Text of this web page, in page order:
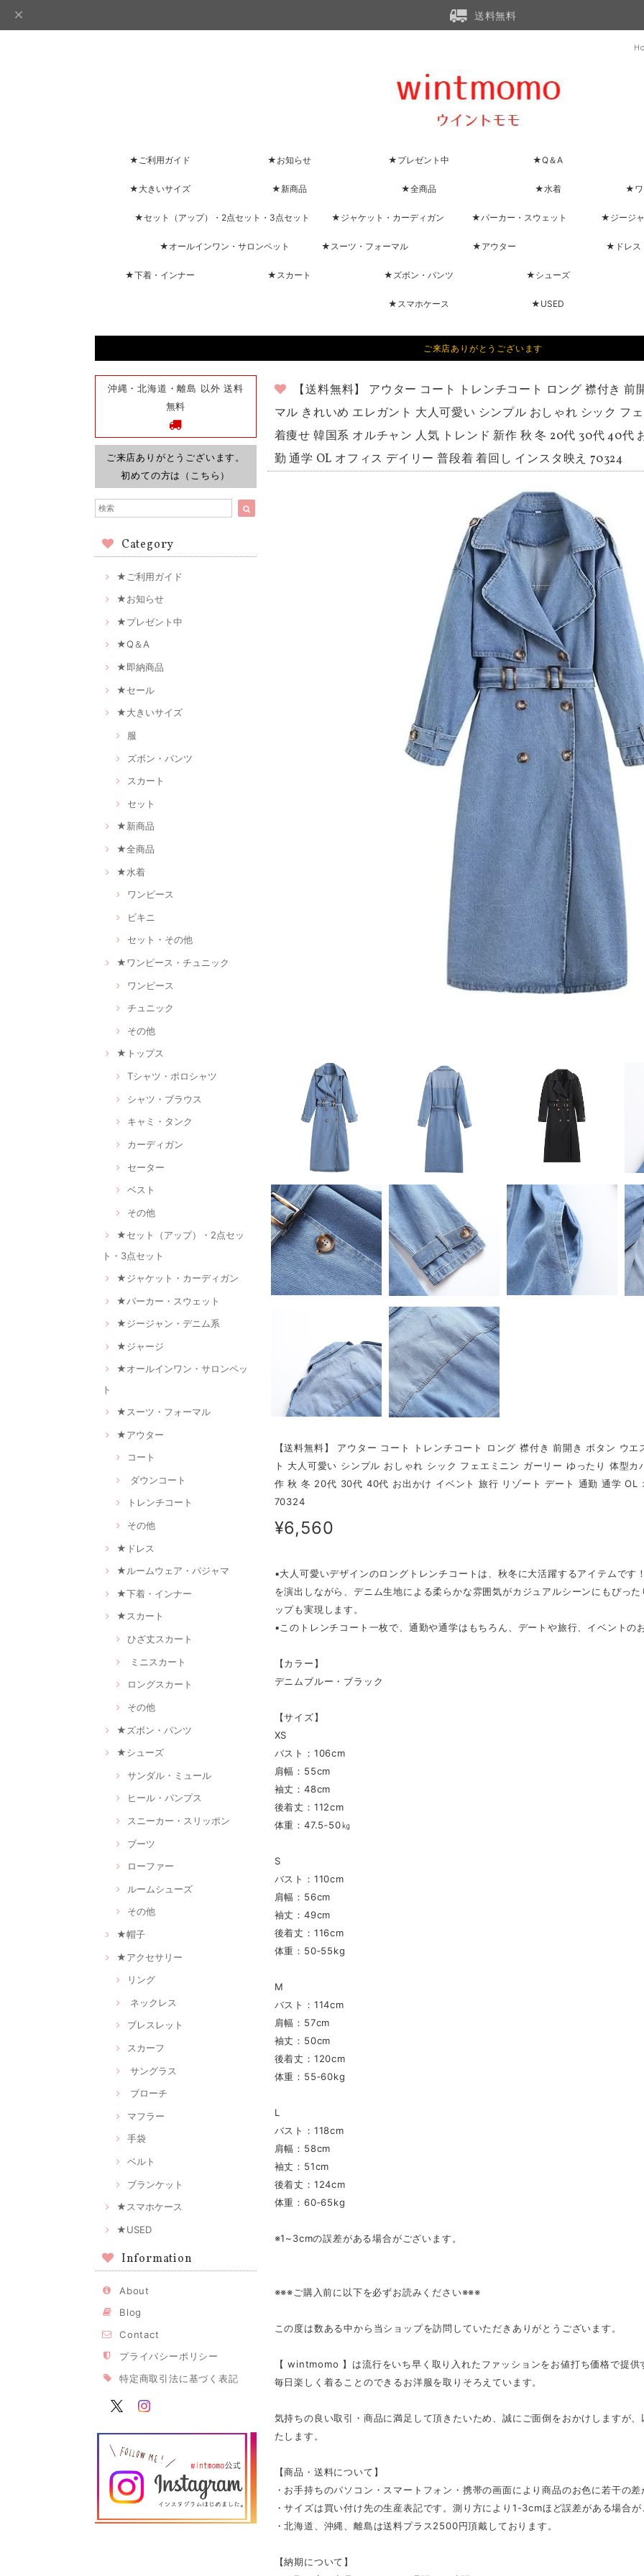
送料無料
★ご利用ガイド ★お知らせ ★プレゼント中 ★Q＆A
★大きいサイズ ★新商品 ★全商品 ★水着 ★ワ
★セット（アップ）・2点セット・3点セット ★ジャケット・カーディガン ★パーカー・スウェット ★ジージ
★オールインワン・サロンペット ★スーツ・フォーマル ★アウター ★ドレス
★下着・インナー ★スカート ★ズボン・パンツ ★シューズ
★スマホケース ★USED
ご来店ありがとうございます
沖縄・北海道・離島 以外 送料
無料
ご来店ありがとうございます。
初めての方は（こちら）
Category
★ご利用ガイド
★お知らせ
★プレゼント中
★Q＆A
★即納商品
★セール
★大きいサイズ
服
ズボン・パンツ
スカート
セット
★新商品
★全商品
★水着
ワンピース
ビキニ
セット・その他
★ワンピース・チュニック
ワンピース
チュニック
その他
★トップス
Tシャツ・ポロシャツ
シャツ・ブラウス
キャミ・タンク
カーディガン
セーター
ベスト
その他
★セット（アップ）・2点セッ
ト・3点セット
★ジャケット・カーディガン
★パーカー・スウェット
★ジージャン・デニム系
★ジャージ
★オールインワン・サロンペッ
ト
★スーツ・フォーマル
★アウター
コート
ダウンコート
トレンチコート
その他
★ドレス
★ルームウェア・パジャマ
★下着・インナー
★スカート
ひざ丈スカート
ミニスカート
ロングスカート
その他
★ズボン・パンツ
★シューズ
サンダル・ミュール
ヒール・パンプス
スニーカー・スリッポン
ブーツ
ローファー
ルームシューズ
その他
★帽子
★アクセサリー
リング
ネックレス
ブレスレット
スカーフ
サングラス
ブローチ
マフラー
手袋
ベルト
ブランケット
★スマホケース
★USED
Information
About
Blog
Contact
プライバシーポリシー
特定商取引法に基づく表記
【送料無料】 アウター コート トレンチコート ロング 襟付き
マル きれいめ エレガント 大人可愛い シンプル おしゃれ シック フ
着痩せ 韓国系 オルチャン 人気 トレンド 新作 秋 冬 20代 30代 40代
勤 通学 OL オフィス デイリー 普段着 着回し インスタ映え 70324
【送料無料】 アウター コート トレンチコート ロング 襟付き 前開き ボタン ウ
ト 大人可愛い シンプル おしゃれ シック フェエミニン ガーリー ゆったり 体型
作 秋 冬 20代 30代 40代 お出かけ イベント 旅行 リゾート デート 通勤 通学 OL
70324
¥6,560
▪大人可愛いデザインのロングトレンチコートは、秋冬に大活躍するアイテムです
を演出しながら、デニム生地による柔らかな雰囲気がカジュアルシーンにもぴっ
ップも実現します。
▪このトレンチコート一枚で、通勤や通学はもちろん、デートや旅行、イベントの
【カラー】
デニムブルー・ブラック
【サイズ】
XS
バスト：106cm
肩幅：55cm
袖丈：48cm
後着丈：112cm
体重：47.5‐50㎏
S
バスト：110cm
肩幅：56cm
袖丈：49cm
後着丈：116cm
体重：50‐55kg
M
バスト：114cm
肩幅：57cm
袖丈：50cm
後着丈：120cm
体重：55‐60kg
L
バスト：118cm
肩幅：58cm
袖丈：51cm
後着丈：124cm
体重：60‐65kg
※1~3cmの誤差がある場合がございます。
※※※ご購入前に以下を必ずお読みください※※※
この度は数ある中から当ショップを訪問していただきありがとうございます。
【 wintmomo 】は流行をいち早く取り入れたファッションをお値打ち価格で提供
毎日楽しく着ることのできるお洋服を取りそろえています。
気持ちの良い取引・商品に満足して頂きたいため、誠にご面倒をおかけしますが
たします。
【商品・送料について】
・お手持ちのパソコン・スマートフォン・携帯の画面により商品のお色に若干の差
・サイズは買い付け先の生産表記です。測り方により1-3cmほど誤差がある場合が
・北海道、沖縄、離島は送料プラス2500円頂戴しております。
【納期について】